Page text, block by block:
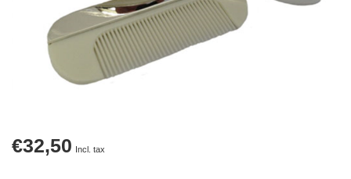
€32,50 Incl. tax